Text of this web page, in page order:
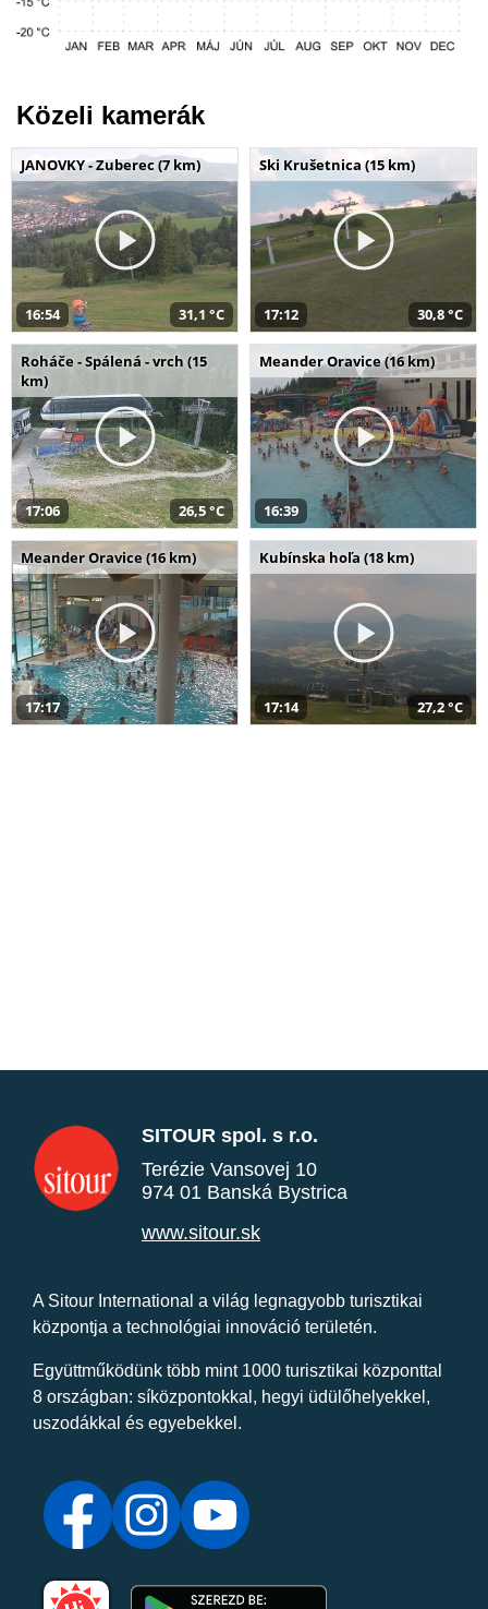
Közeli kamerák
JANOVKY - Zuberec (7 km)
16:54 31,1 °C
Ski Krušetnica (15 km)
17:12 30,8 °C
Roháče - Spálená - vrch (15
km)
17:06 26,5 °C
Meander Oravice (16 km)
16:39
Meander Oravice (16 km)
17:17
Kubínska hoľa (18 km)
17:14 27,2 °C
SITOUR spol. s r.o.
Terézie Vansovej 10
974 01 Banská Bystrica
www.sitour.sk
A Sitour International a világ legnagyobb turisztikai
központja a technológiai innováció területén.
Együttműködünk több mint 1000 turisztikai központtal
8 országban: síközpontokkal, hegyi üdülőhelyekkel,
uszodákkal és egyebekkel.